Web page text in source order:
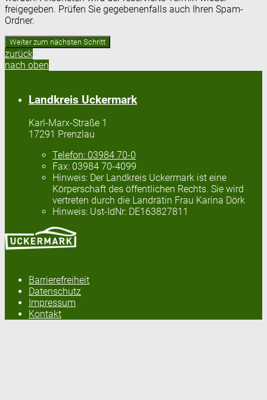
freigegeben. Prüfen Sie gegebenenfalls auch Ihren Spam-
Ordner.
zurück
nach oben
Landkreis Uckermark
Karl-Marx-Straße 1
17291 Prenzlau
Telefon: 03984 70-0
Fax: 03984 70-4099
Hinweis: Der Landkreis Uckermark ist eine
Körperschaft des öffentlichen Rechts. Sie wird
vertreten durch die Landrätin Frau Karina Dörk
Hinweis: Ust-IdNr: DE163827811
Barrierefreiheit
Datenschutz
Impressum
Kontakt